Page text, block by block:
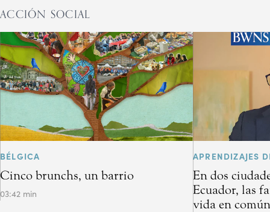
ACCIÓN SOCIAL
BÉLGICA
Cinco brunchs, un barrio
03:42 min
APRENDIZAJES
En dos
Ecuador, las
vida en